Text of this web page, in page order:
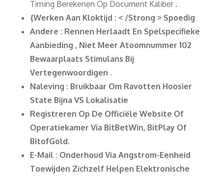
Timing Berekenen Op Document Kaliber .
{Werken Aan Kloktijd : < /Strong > Spoedig
Andere : Rennen Herlaadt En Spelspecifieke
Aanbieding , Niet Meer Atoomnummer 102
Bewaarplaats Stimulans Bij
Vertegenwoordigen .
Naleving : Bruikbaar Om Ravotten Hoosier
State Bijna VS Lokalisatie
Registreren Op De Officiële Website Of
Operatiekamer Via BitBetWin, BitPlay Of
BitofGold.
E-Mail : Onderhoud Via Angstrom-Eenheid
Toewijden Zichzelf Helpen Elektronische